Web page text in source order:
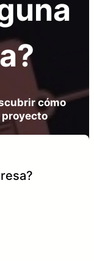
cómo
proyecto